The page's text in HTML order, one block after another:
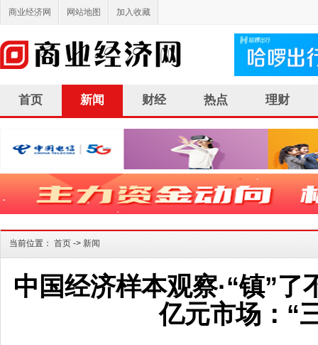
商业经济网 网站地图 加入收藏
首页 新闻 财经 热点 理财
当前位置： 首页 -> 新闻
中国经济样本观察·“镇”了
亿元市场：“